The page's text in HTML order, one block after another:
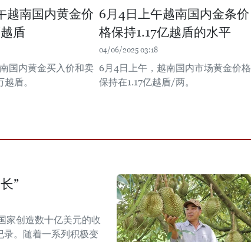
越南国内黄金价
盾
国内黄金买入价和卖
盾。
6月4日上午越南国内金条价
格保持1.17亿越盾的水平
04/06/2025 03:18
6月4日上午，越南国内市场黄金价格
保持在1.17亿越盾/两。
”
家创造数十亿美元的收
录。随着一系列积极变